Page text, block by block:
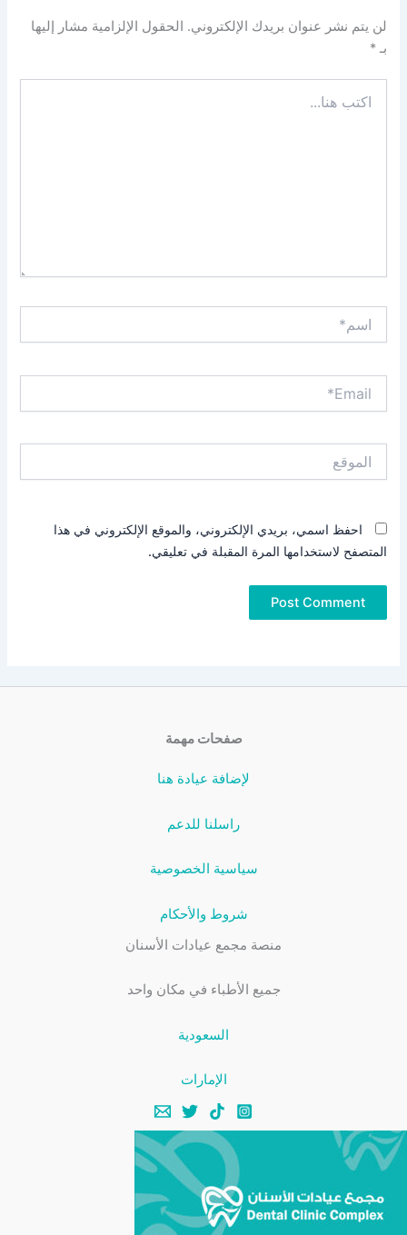
لن يتم نشر عنوان بريدك الإلكتروني.
الحقول الإلزامية مشار إليها
بـ*
هنا...
احفظ اسمي، بريدي الإلكتروني، والموقع الإلكتروني في هذا
المتصفح لاستخدامها المرة المقبلة في تعليقي.
صفحات مهمة
لإضافة عيادة هنا
راسلنا للدعم
سياسية الخصوصية
شروط والأحكام
منصة مجمع عيادات الأسنان
جميع الأطباء في مكان واحد
السعودية
الإمارات